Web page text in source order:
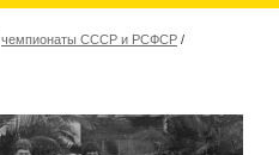
чемпионаты СССР и РСФСР /